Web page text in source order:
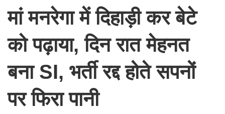
मां मनरेगा में दिहाड़ी कर बेटे
को पढ़ाया, दिन रात मेहनत
बना SI, भर्ती रद्द होते सपनों
पर फिरा पानी